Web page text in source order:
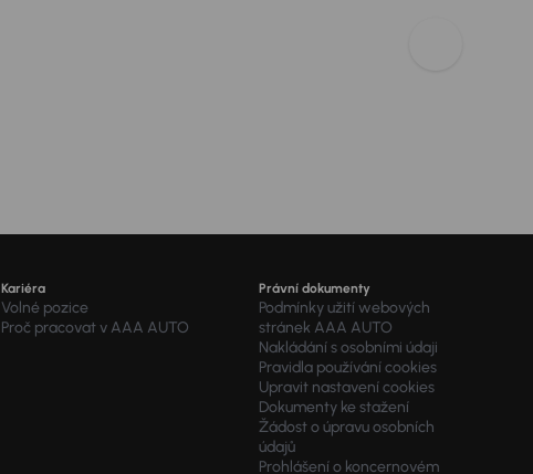
Kariéra
Volné pozice
Proč pracovat v AAA AUTO
Právní dokumenty
Podmínky užití webových
stránek AAA AUTO
Nakládání s osobními údaji
Pravidla používání cookies
Upravit nastavení cookies
Dokumenty ke stažení
Žádost o úpravu osobních
údajů
Prohlášení o koncernovém